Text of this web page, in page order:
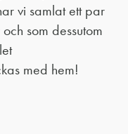
vi samlat ett par
som dessutom
med hem!